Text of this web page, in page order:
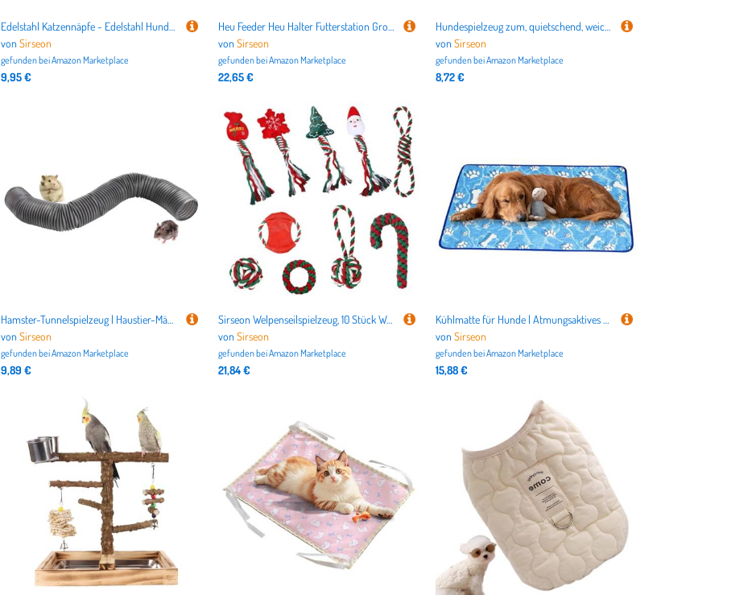
Edelstahl Katzennäpfe - Edelstahl Hundenapf & Kippsichere Futterschale,Gewichtete Trinkschale für Innen- und Außenbereich, Senioren Haustiere, Kitten, Reisen Camping
vonSirseon
gefunden beiAmazon Marketplace
9,95 €
Heu Feeder Heu Halter Futterstation Groß Bunny Heuraufe Holz Futterstation mit Abnehmbarer Oberseite Meerschweinchen Heu-Futterspender Bunny Heuraufe
vonSirseon
gefunden beiAmazon Marketplace
22,65 €
Hundespielzeug zum, quietschend, weich, zylinderförmig, Tiger, Seilspielzeug, Kauspiel, Haustier-Stressabbau für verbesserte Gesundheit, Training, Haustiere
vonSirseon
gefunden beiAmazon Marketplace
8,72 €
Hamster-Tunnelspielzeug | Haustier-Mäuse-Trainingstunnel, einfache Lagerung, lustiges Zubehör für Kleintiere, Übung und Spielzeit für Kaninchen, Frettchen
vonSirseon
gefunden beiAmazon Marketplace
9,89 €
Sirseon Welpenseilspielzeug, 10 Stück Weihnachten Geflochtenes Seil Spielzeug Geflochtenes Seil Spielzeug Schneeflocken Zähne Seil Spielzeug Kit Interaktiv Für Zahnreinigung
vonSirseon
gefunden beiAmazon Marketplace
21,84 €
Kühlmatte für Hunde | Atmungsaktives Autositz-Kühlkissen – Tragbares Zubehör für heißes Wetter, Katzenzubehör für Outdoor-Camping, Autoreisen
vonSirseon
gefunden beiAmazon Marketplace
15,88 €